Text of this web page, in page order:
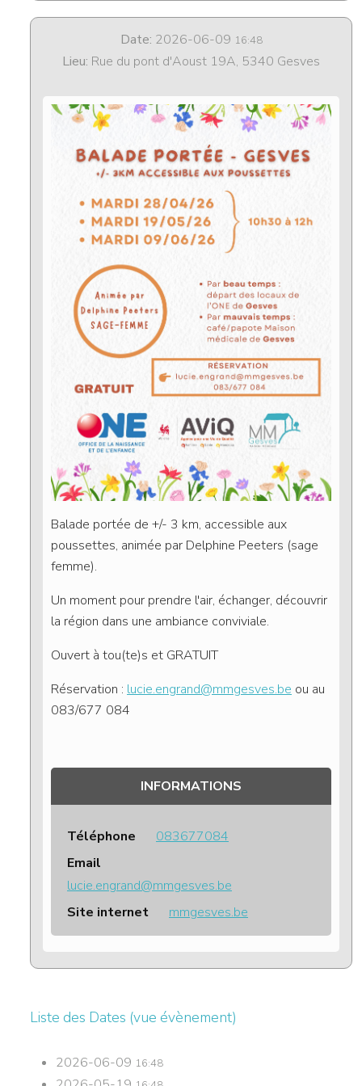
Date: 2026-06-09 16:48
Lieu: Rue du pont d'Aoust 19A, 5340 Gesves
Balade portée de +/- 3 km, accessible aux
poussettes, animée par Delphine Peeters (sage
femme).
Un moment pour prendre l'air, échanger, découvrir
la région dans une ambiance conviviale.
Ouvert à tou(te)s et GRATUIT
Réservation : lucie.engrand@mmgesves.be ou au
083/677 084
INFORMATIONS
Téléphone
083677084
Email
lucie.engrand@mmgesves.be
Site internet
mmgesves.be
Liste des Dates (vue évènement)
2026-06-09 16:48